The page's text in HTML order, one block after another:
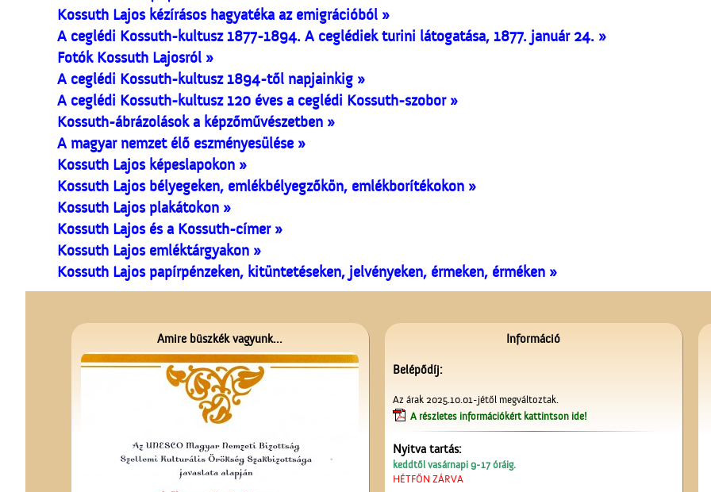
Kossuth Lajos kézírásos hagyatéka az emigrációból »
A ceglédi Kossuth-kultusz 1877-1894. A ceglédiek turini látogatása, 1877. január 24. »
Fotók Kossuth Lajosról »
A ceglédi Kossuth-kultusz 1894-től napjainkig »
A ceglédi Kossuth-kultusz 120 éves a ceglédi Kossuth-szobor »
Kossuth-ábrázolások a képzőművészetben »
A magyar nemzet élő eszményesülése »
Kossuth Lajos képeslapokon »
Kossuth Lajos bélyegeken, emlékbélyegzőkön, emlékborítékokon »
Kossuth Lajos plakátokon »
Kossuth Lajos és a Kossuth-címer »
Kossuth Lajos emléktárgyakon »
Kossuth Lajos papírpénzeken, kitüntetéseken, jelvényeken, érmeken, érméken »
Amire büszkék vagyunk... Információ
Belépődíj:
Az árak 2025.10.01-jétől megváltoztak.
A részletes információkért kattintson ide!
Nyitva tartás:
keddtől vasárnapi 9-17 óráig.
HÉTFŐN ZÁRVA